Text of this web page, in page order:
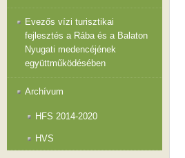
Evezős vízi turisztikai
fejlesztés a Rába és a Balaton
Nyugati medencéjének
együttműködésében
Archívum
HFS 2014-2020
HVS